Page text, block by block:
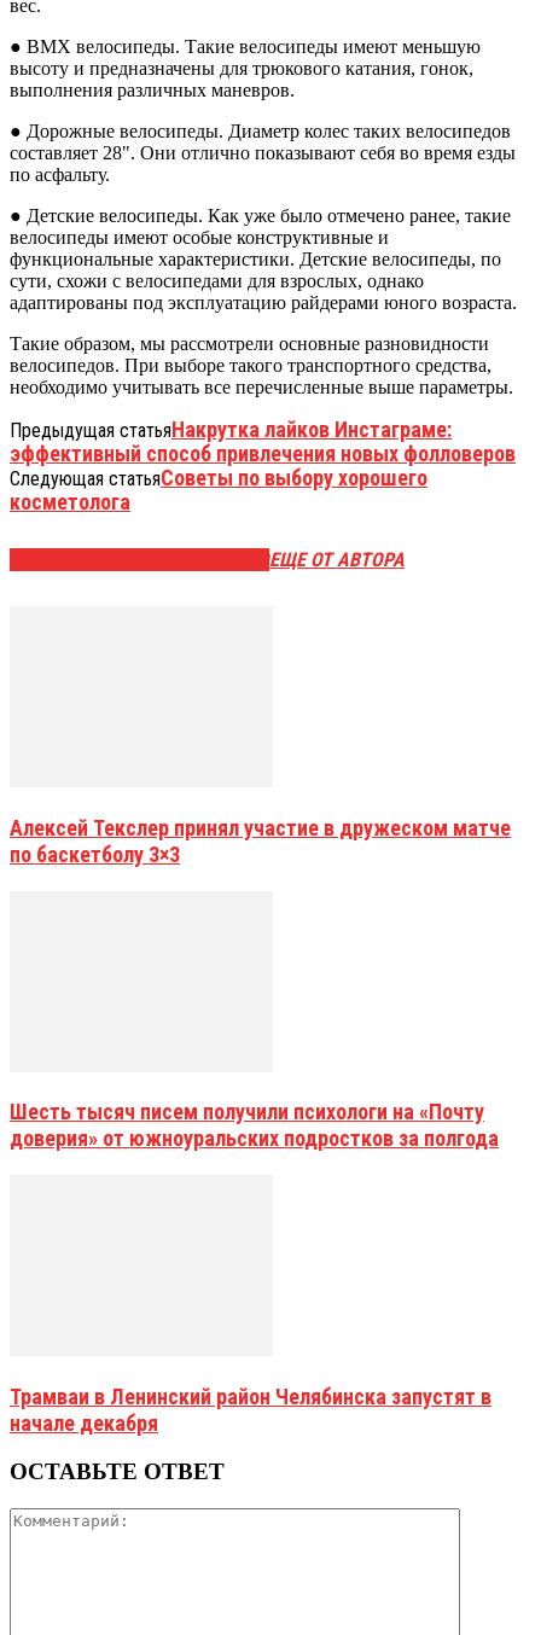
вес.
● BMX велосипеды. Такие велосипеды имеют меньшую
высоту и предназначены для трюкового катания, гонок,
выполнения различных маневров.
● Дорожные велосипеды. Диаметр колес таких велосипедов
составляет 28". Они отлично показывают себя во время езды
по асфальту.
● Детские велосипеды. Как уже было отмечено ранее, такие
велосипеды имеют особые конструктивные и
функциональные характеристики. Детские велосипеды, по
сути, схожи с велосипедами для взрослых, однако
адаптированы под эксплуатацию райдерами юного возраста.
Такие образом, мы рассмотрели основные разновидности
велосипедов. При выборе такого транспортного средства,
необходимо учитывать все перечисленные выше параметры.
Предыдущая статьяНакрутка лайков Инстаграме:
эффективный способ привлечения новых фолловеров
Следующая статьяСоветы по выбору хорошего
косметолога
ЕЩЕ ОТ АВТОРА
Алексей Текслер принял участие в дружеском матче
по баскетболу 3×3
Шесть тысяч писем получили психологи на «Почту
доверия» от южноуральских подростков за полгода
Трамваи в Ленинский район Челябинска запустят в
начале декабря
ОСТАВЬТЕ ОТВЕТ